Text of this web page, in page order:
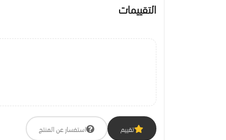
التقييمات
تقييم استفسار عن المنتج